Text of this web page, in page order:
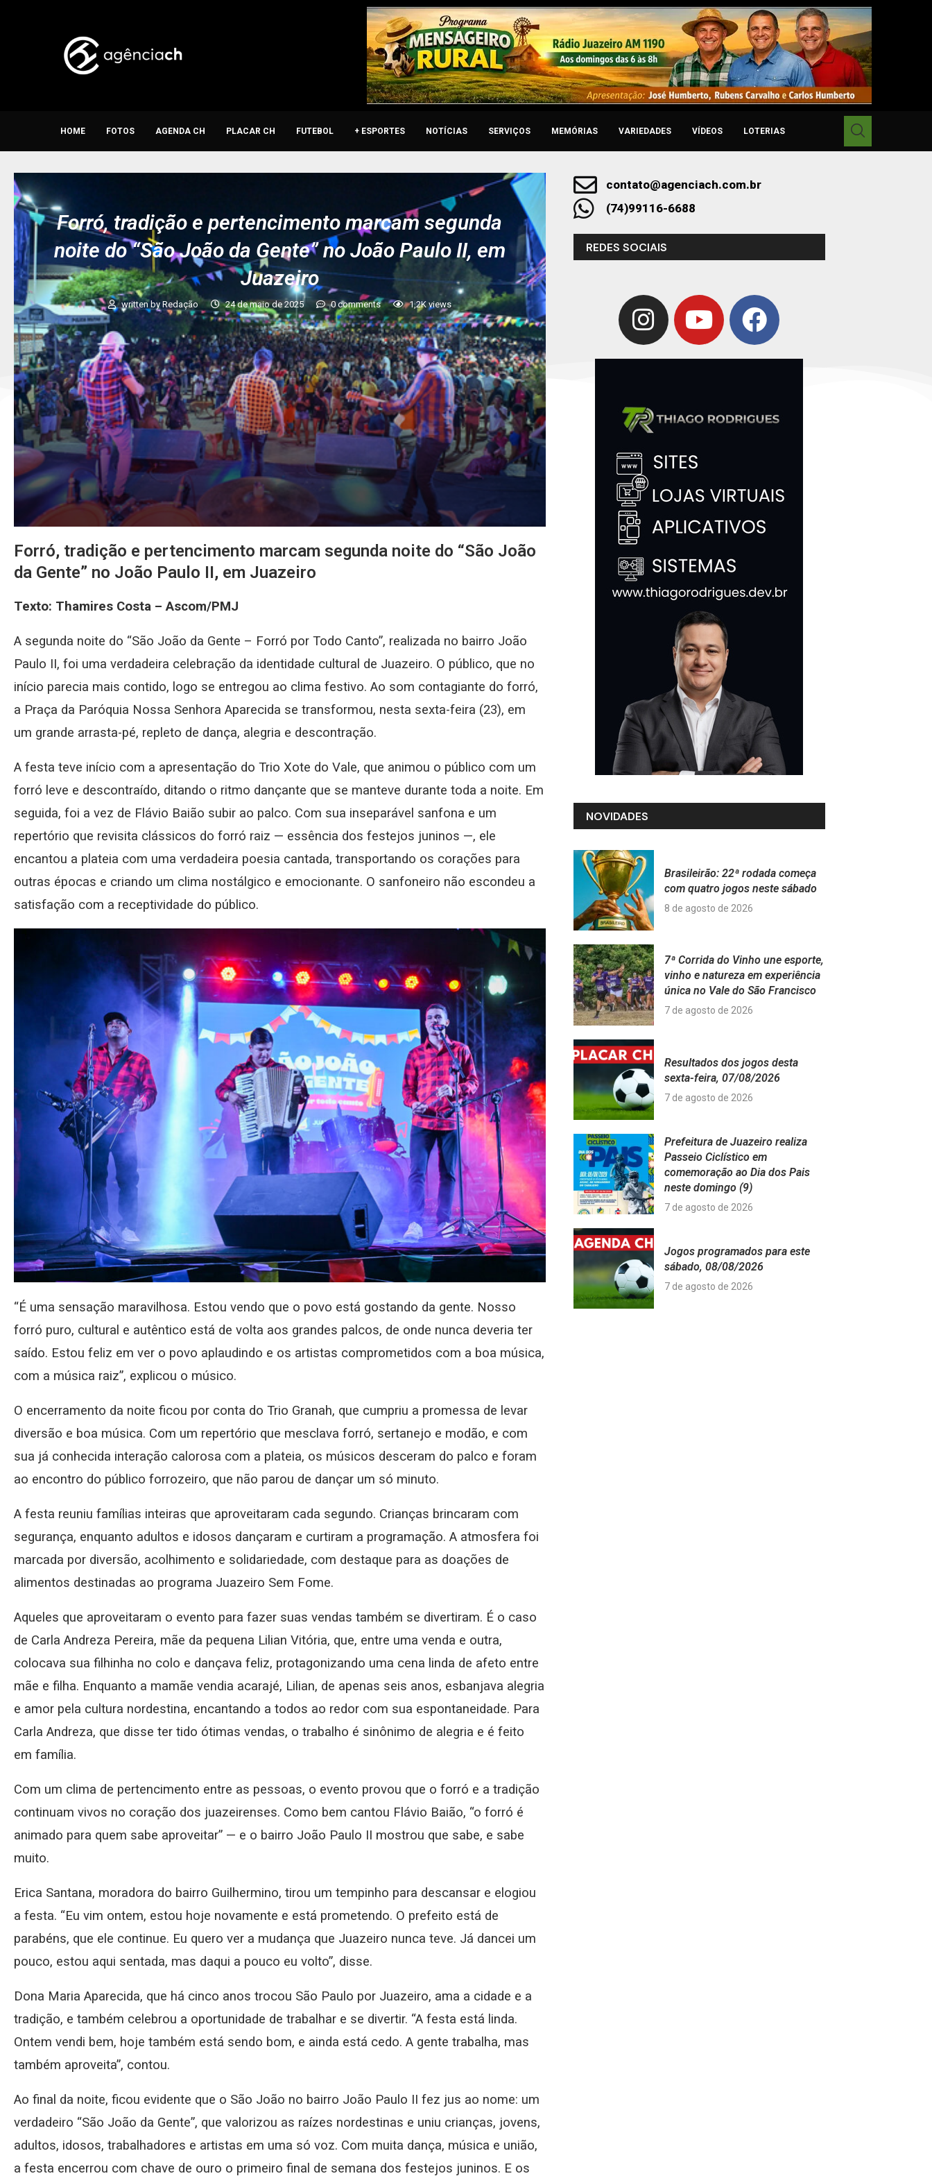
HOME FOTOS AGENDA CH PLACAR CH FUTEBOL + ESPORTES NOTÍCIAS SERVIÇOS MEMÓRIAS VARIEDADES VÍDEOS LOTERIAS
Forró, tradição e pertencimento marcam segunda
noite do “São João da Gente” no João Paulo II, em
Juazeiro
written by Redação 24 de maio de 2025 0 comments 1,2Kviews
Forró, tradição e pertencimento marcam segunda noite do “São João
da Gente” no João Paulo II, em Juazeiro
Texto: Thamires Costa – Ascom/PMJ
A segunda noite do “São João da Gente – Forró por Todo Canto”, realizada no bairro João
Paulo II, foi uma verdadeira celebração da identidade cultural de Juazeiro. O público, que no
início parecia mais contido, logo se entregou ao clima festivo. Ao som contagiante do forró,
a Praça da Paróquia Nossa Senhora Aparecida se transformou, nesta sexta-feira (23), em
um grande arrasta-pé, repleto de dança, alegria e descontração.
A festa teve início com a apresentação do Trio Xote do Vale, que animou o público com um
forró leve e descontraído, ditando o ritmo dançante que se manteve durante toda a noite. Em
seguida, foi a vez de Flávio Baião subir ao palco. Com sua inseparável sanfona e um
repertório que revisita clássicos do forró raiz — essência dos festejos juninos —, ele
encantou a plateia com uma verdadeira poesia cantada, transportando os corações para
outras épocas e criando um clima nostálgico e emocionante. O sanfoneiro não escondeu a
satisfação com a receptividade do público.
“É uma sensação maravilhosa. Estou vendo que o povo está gostando da gente. Nosso
forró puro, cultural e autêntico está de volta aos grandes palcos, de onde nunca deveria ter
saído. Estou feliz em ver o povo aplaudindo e os artistas comprometidos com a boa música,
com a música raiz”, explicou o músico.
O encerramento da noite ficou por conta do Trio Granah, que cumpriu a promessa de levar
diversão e boa música. Com um repertório que mesclava forró, sertanejo e modão, e com
sua já conhecida interação calorosa com a plateia, os músicos desceram do palco e foram
ao encontro do público forrozeiro, que não parou de dançar um só minuto.
A festa reuniu famílias inteiras que aproveitaram cada segundo. Crianças brincaram com
segurança, enquanto adultos e idosos dançaram e curtiram a programação. A atmosfera foi
marcada por diversão, acolhimento e solidariedade, com destaque para as doações de
alimentos destinadas ao programa Juazeiro Sem Fome.
Aqueles que aproveitaram o evento para fazer suas vendas também se divertiram. É o caso
de Carla Andreza Pereira, mãe da pequena Lilian Vitória, que, entre uma venda e outra,
colocava sua filhinha no colo e dançava feliz, protagonizando uma cena linda de afeto entre
mãe e filha. Enquanto a mamãe vendia acarajé, Lilian, de apenas seis anos, esbanjava alegria
e amor pela cultura nordestina, encantando a todos ao redor com sua espontaneidade. Para
Carla Andreza, que disse ter tido ótimas vendas, o trabalho é sinônimo de alegria e é feito
em família.
Com um clima de pertencimento entre as pessoas, o evento provou que o forró e a tradição
continuam vivos no coração dos juazeirenses. Como bem cantou Flávio Baião, “o forró é
animado para quem sabe aproveitar” — e o bairro João Paulo II mostrou que sabe, e sabe
muito.
Erica Santana, moradora do bairro Guilhermino, tirou um tempinho para descansar e elogiou
a festa. “Eu vim ontem, estou hoje novamente e está prometendo. O prefeito está de
parabéns, que ele continue. Eu quero ver a mudança que Juazeiro nunca teve. Já dancei um
pouco, estou aqui sentada, mas daqui a pouco eu volto”, disse.
Dona Maria Aparecida, que há cinco anos trocou São Paulo por Juazeiro, ama a cidade e a
tradição, e também celebrou a oportunidade de trabalhar e se divertir. “A festa está linda.
Ontem vendi bem, hoje também está sendo bom, e ainda está cedo. A gente trabalha, mas
também aproveita”, contou.
Ao final da noite, ficou evidente que o São João no bairro João Paulo II fez jus ao nome: um
verdadeiro “São João da Gente”, que valorizou as raízes nordestinas e uniu crianças, jovens,
adultos, idosos, trabalhadores e artistas em uma só voz. Com muita dança, música e união,
a festa encerrou com chave de ouro o primeiro final de semana dos festejos juninos. E os
contato@agenciach.com.br
(74)99116-6688
REDES SOCIAIS
NOVIDADES
Brasileirão: 22ª rodada começa
com quatro jogos neste sábado
8 de agosto de 2026
7ª Corrida do Vinho une esporte,
vinho e natureza em experiência
única no Vale do São Francisco
7 de agosto de 2026
Resultados dos jogos desta
sexta-feira, 07/08/2026
7 de agosto de 2026
Prefeitura de Juazeiro realiza
Passeio Ciclístico em
comemoração ao Dia dos Pais
neste domingo (9)
7 de agosto de 2026
Jogos programados para este
sábado, 08/08/2026
7 de agosto de 2026